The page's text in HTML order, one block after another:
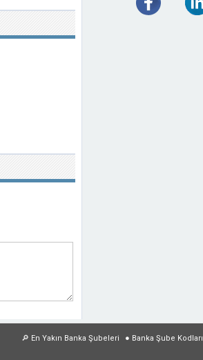
● Banka Şube Kodları
🔎 En Yakın Banka Şubeleri